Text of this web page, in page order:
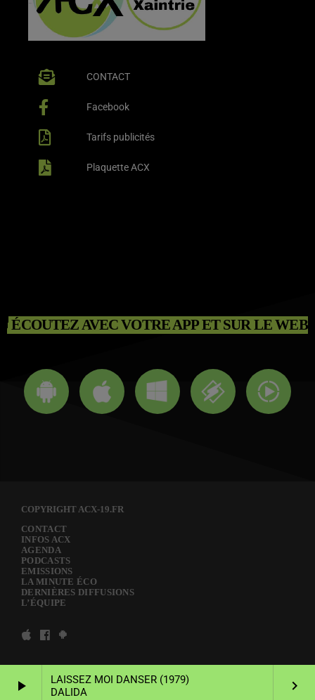
play_arrow
LAISSEZ MOI DANSER (1979)
DALIDA
keyboard_arrow_right
CONTACT
Facebook
Tarifs publicités
Plaquette ACX
ÉCOUTEZ AVEC VOTRE APP ET SUR LE WEB
COPYRIGHT ACX-19.FR
CONTACT
INFOS ACX
AGENDA
PODCASTS
EMISSIONS
LA MINUTE ÉCO
DERNIÈRES DIFFUSIONS
L’ÉQUIPE